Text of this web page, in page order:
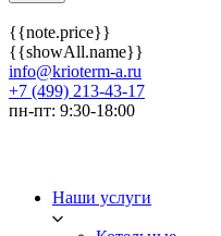
{{note.price}}
{{showAll.name}}
info@krioterm-a.ru
+7 (499) 213-43-17
пн-пт: 9:30-18:00
Наши услуги